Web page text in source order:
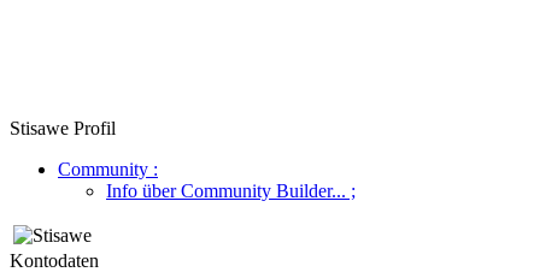
Stisawe Profil
Community :
Info über Community Builder... ;
Kontodaten